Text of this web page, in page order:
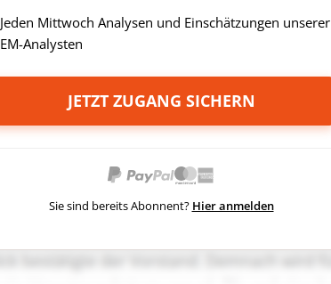
Jeden Mittwoch Analysen und Einschätzungen unserer
EM-Analysten
JETZT ZUGANG SICHERN
Sie sind bereits Abonnent? Hier anmelden